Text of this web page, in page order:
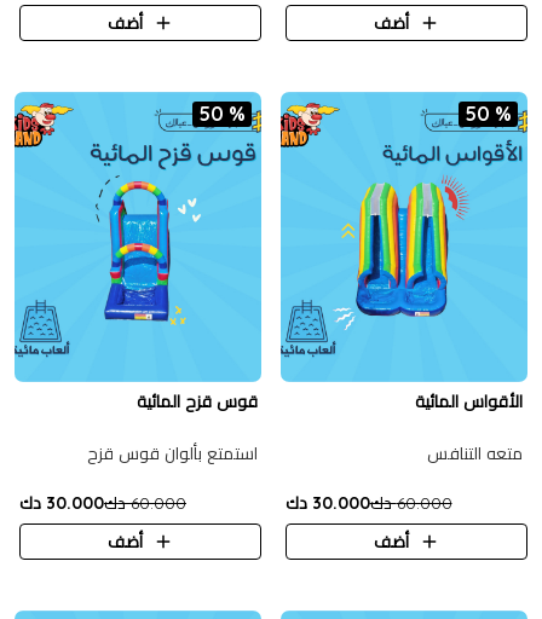
أضف
أضف
50 %
الأقواس المائية
متعه التنافس
60.000 دك
30.000 دك
أضف
50 %
قوس قزح المائية
استمتع بألوان قوس قزح
60.000 دك
30.000 دك
أضف